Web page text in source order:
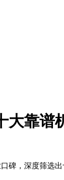
大靠谱
，深度筛选出